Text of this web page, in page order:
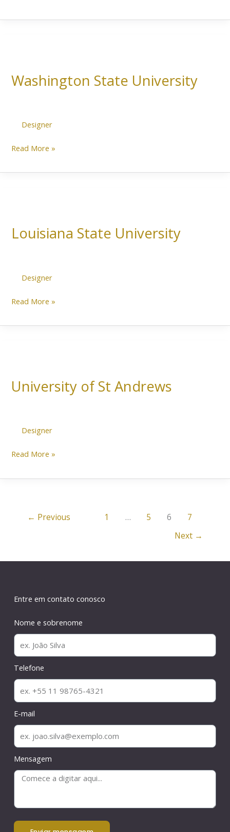
Washington State University
Designer
University
Read More »
Louisiana State University
Designer
University
Read More »
University of St Andrews
Designer
St
Read More »
← Previous 1 … 5 6
7
Next →
Entre em contato conosco
Nome e sobrenome
Telefone
E-mail
Mensagem